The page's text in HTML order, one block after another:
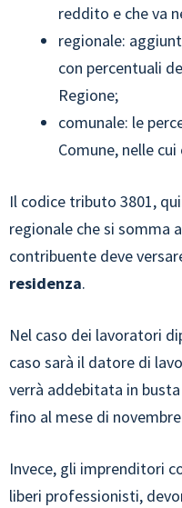
reddito e che va
regionale:
con percentuali
Regione;
comunale: le
Comune, nelle
Il codice tributo 3801,
regionale che si somma
contribuente deve
residenza.
Nel caso dei lavoratori
caso sarà il datore di
verrà addebitata in
fino al mese di
Invece, gli imprenditori
liberi professionisti,